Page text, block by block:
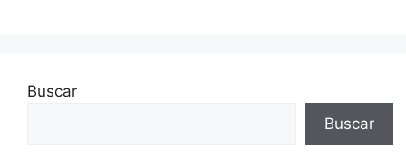
Buscar
Buscar